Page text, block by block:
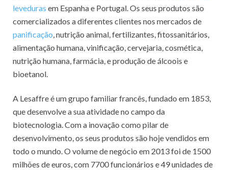
leveduras em Espanha e Portugal. Os seus produtos são
comercializados a diferentes clientes nos mercados de
panificação, nutrição animal, fertilizantes, fitossanitários,
alimentação humana, vinificação, cervejaria, cosmética,
nutrição humana, farmácia, e produção de álcoois e
bioetanol.
A Lesaffre é um grupo familiar francês, fundado em 1853,
que desenvolve a sua atividade no campo da
biotecnologia. Com a inovação como pilar de
desenvolvimento, os seus produtos são hoje vendidos em
todo o mundo. O volume de negócio em 2013 foi de 1500
milhões de euros, com 7700 funcionários e 49 unidades de